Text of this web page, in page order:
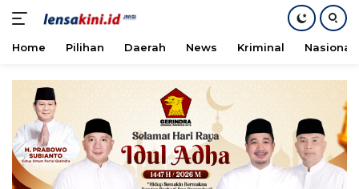
konten
Home Pilihan Daerah News Kriminal Nasional